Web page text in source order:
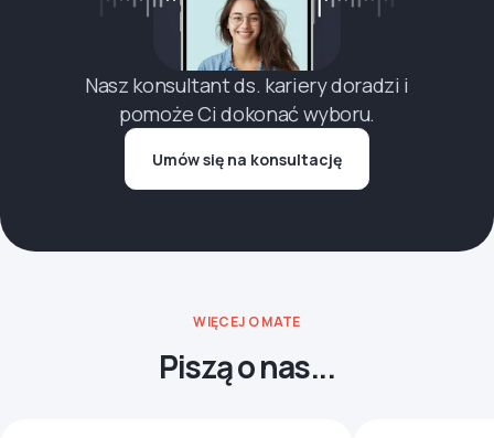
Nasz konsultant ds. kariery doradzi i
pomoże Ci dokonać wyboru.
Umów się na konsultację
WIĘCEJ O MATE
Piszą o nas...